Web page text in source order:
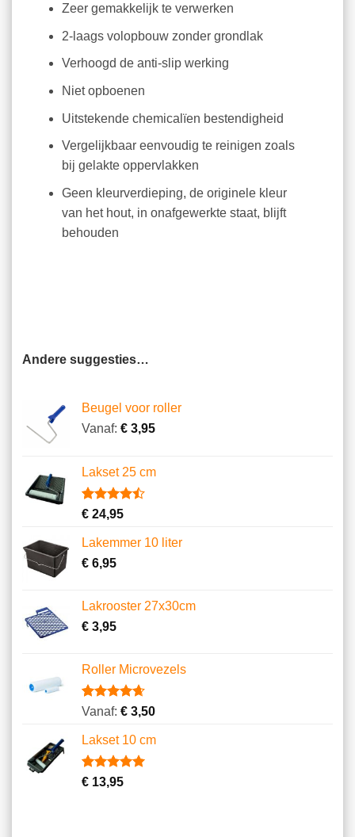
Zeer gemakkelijk te verwerken
2-laags volopbouw zonder grondlak
Verhoogd de anti-slip werking
Niet opboenen
Uitstekende chemicalïen bestendigheid
Vergelijkbaar eenvoudig te reinigen zoals
bij gelakte oppervlakken
Geen kleurverdieping, de originele kleur
van het hout, in onafgewerkte staat, blijft
behouden
Andere suggesties…
Beugel voor roller
Vanaf: €3,95
Lakset 25 cm
Gewaardeerd
gebaseerd
op
2
klantbeoordelingen
€24,95
Lakemmer 10 liter
€6,95
Lakrooster 27x30cm
€3,95
Roller Microvezels
Gewaardeerd
gebaseerd
op
14
klantbeoordelingen
Vanaf: €3,50
Lakset 10 cm
Gewaardeerd
5
€13,95